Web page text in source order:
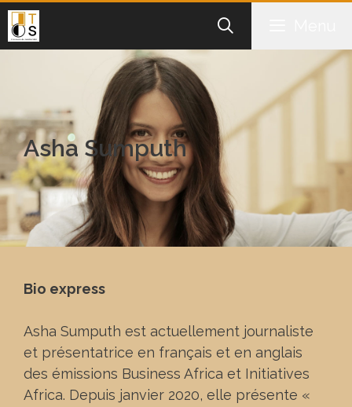
Aller
au
contenu
Asha Sumputh
Bio express
Asha Sumputh est actuellement journaliste
et présentatrice en français et en anglais
des émissions Business Africa et Initiatives
Africa. Depuis janvier 2020, elle présente «